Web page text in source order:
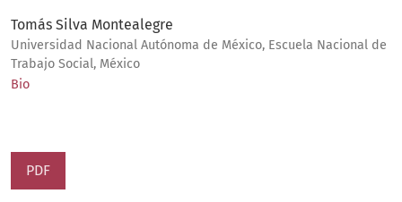
Tomás Silva Montealegre
Universidad Nacional Autónoma de México, Escuela Nacional de
Trabajo Social, México
Bio
PDF